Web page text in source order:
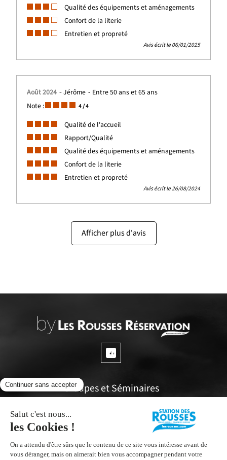
Qualité des équipements et aménagements
Confort de la literie
Entretien et propreté
Avis écrit le 06/01/2025
Août 2024 Jérôme
Entre 50 ans et 65 ans
Note :
4/ 4
Qualité de l'accueil
Rapport/Qualité
Qualité des équipements et aménagements
Confort de la literie
Entretien et propreté
Avis écrit le 26/08/2024
Afficher plus d'avis
Groupes et Séminaires
Espace propriétaires
Office de tourisme